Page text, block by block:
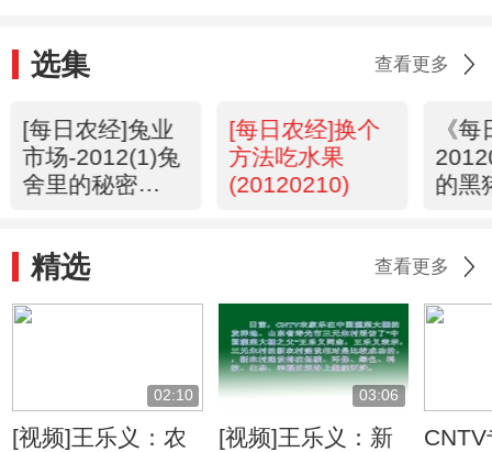
选集 查看更多
[每日农经]兔业
市场-2012(1)兔
舍里的秘密
[每日农经]换个
方法吃水果
(20120210)
《
的黑
精选 查看更多
02:10
[视频]王乐义：农
03:06
[视频]王乐义：新
CNTV